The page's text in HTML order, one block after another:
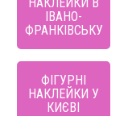
ІВАНО-
ФРАНКІВСЬКУ
ФІГУРНІ
НАКЛЕЙКИ У
КИЄВІ